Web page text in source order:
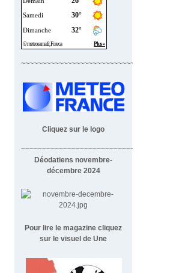
~~~~~~~~~~~~~~~~~~~~~~~~~~~~
Cliquez sur le logo
~~~~~~~~~~~~~~~~~~~~~~~~~~~~~~~~~~~~
Déodatiens novembre-
décembre 2024
Pour lire le magazine cliquez
sur le visuel de Une